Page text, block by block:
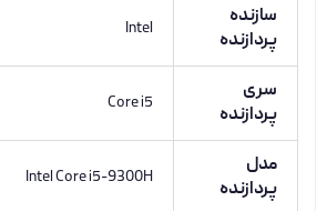
سازنده
پردازنده
Intel
سری
پردازنده
Core i5
مدل
پردازنده
Intel Core i5-9300H